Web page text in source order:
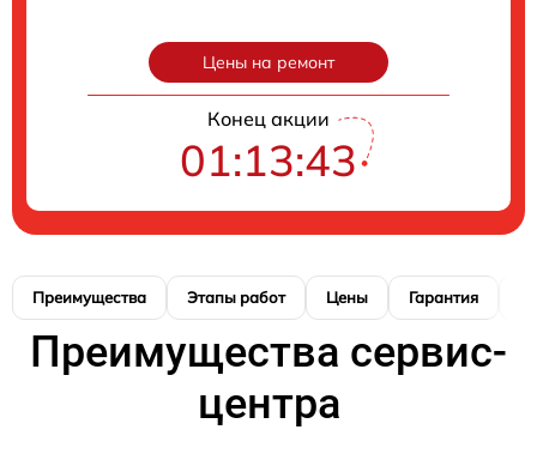
Цены на ремонт
Конец акции
01:13:42
Преимущества Этапы работ Цены Гарантия
Преимущества сервис-
центра